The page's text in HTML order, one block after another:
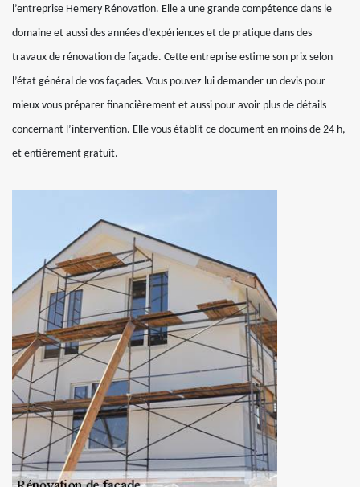
l’entreprise Hemery Rénovation. Elle a une grande compétence dans le
domaine et aussi des années d’expériences et de pratique dans des
travaux de rénovation de façade. Cette entreprise estime son prix selon
l’état général de vos façades. Vous pouvez lui demander un devis pour
mieux vous préparer financièrement et aussi pour avoir plus de détails
concernant l’intervention. Elle vous établit ce document en moins de 24 h,
et entièrement gratuit.